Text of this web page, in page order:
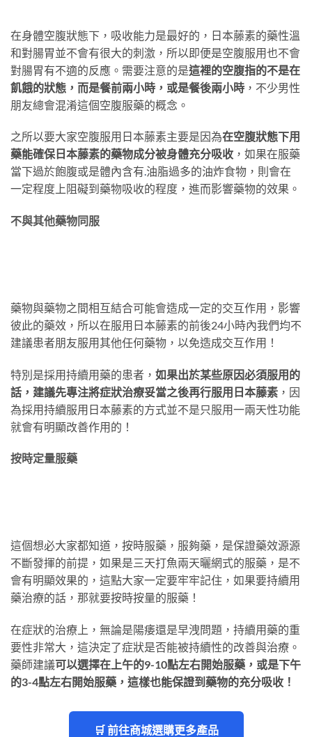
在身體空腹狀態下，吸收能力是最好的，日本藤素的藥性溫
和對腸胃並不會有很大的刺激，所以即便是空腹服用也不會
對腸胃有不適的反應。需要注意的是這裡的空腹指的不是在
飢餓的狀態，而是餐前兩小時，或是餐後兩小時 ，不少男性
朋友總會混淆這個空腹服藥的概念。
之所以要大家空腹服用日本藤素主要是因為在空腹狀態下用
藥能確保日本藤素的藥物成分被身體充分吸收 ，如果在服藥
當下過於飽腹或是體內含有.油脂過多的油炸食物，則會在
一定程度上阻礙到藥物吸收的程度，進而影響藥物的效果。
不與其他藥物同服
藥物與藥物之間相互結合可能會造成一定的交互作用，影響
彼此的藥效，所以在服用日本藤素的前後24小時內我們均不
建議患者朋友服用其他任何藥物，以免造成交互作用！
特別是採用持續用藥的患者， 如果出於某些原因必須服用的
話，建議先專注將症狀治療妥當之後再行服用日本藤素 ，因
為採用持續服用日本藤素的方式並不是只服用一兩天性功能
就會有明顯改善作用的！
按時定量服藥
這個想必大家都知道，按時服藥，服夠藥，是保證藥效源源
不斷發揮的前提，如果是三天打魚兩天曬網式的服藥，是不
會有明顯效果的，這點大家一定要牢牢記住，如果要持續用
藥治療的話，那就要按時按量的服藥！
在症狀的治療上，無論是陽痿還是早洩問題，持續用藥的重
要性非常大，這決定了症狀是否能被持續性的改善與治療。
藥師建議可以選擇在上午的9-10點左右開始服藥，或是下午
的3-4點左右開始服藥，這樣也能保證到藥物的充分吸收！
🛒 前往商城選購更多產品